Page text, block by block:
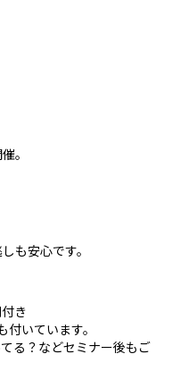
。
も安心です。
き
いています。
る？などセミナー後もご